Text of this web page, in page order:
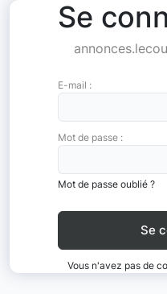
Se
E-mail :
Mot de passe :
Mot de passe oublié ?
Vous n'avez pas de